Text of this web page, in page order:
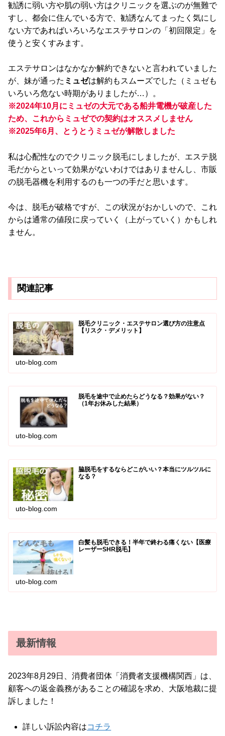
勧誘に弱い方や肌の弱い方はクリニックを選ぶのが無難で
すし、都会に住んでいる方で、勧誘なんてまったく気にし
ない方であればいろいろなエステサロンの「初回限定」を
使うと安くすみます。
エステサロンはなかなか解約できないと言われていました
が、妹が通った ミュゼは解約もスムーズでした（ミュゼも
いろいろ危ない時期がありましたが…）。
※2024年10月にミュゼの大元である船井電機が破産した
ため、これからミュゼでの契約はオススメしません
※2025年6月、とうとうミュゼが解散しました
私は心配性なのでクリニック脱毛にしましたが、エステ脱
毛だからといって効果がないわけではありませんし、市販
の脱毛器機を利用するのも一つの手だと思います。
今は、脱毛が破格ですが、この状況がおかしいので、これ
からは通常の値段に戻っていく（上がっていく）かもしれ
ません。
関連記事
脱毛クリニック・エステサロン選び方の注意点
【リスク・デメリット】
uto-blog.com
脱毛を途中で止めたらどうなる？効果がない？
（1年お休みした結果）
uto-blog.com
脇脱毛をするならどこがいい？本当にツルツルに
なる？
uto-blog.com
白髪も脱毛できる！半年で終わる痛くない【医療
レーザーSHR脱毛】
uto-blog.com
最新情報
2023年8月29日、消費者団体「消費者支援機構関西」は、
顧客への返金義務があることの確認を求め、大阪地裁に提
訴しました！
詳しい訴訟内容はコチラ